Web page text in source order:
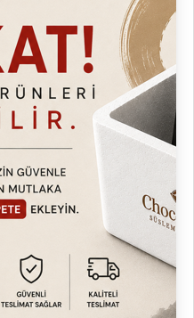
Ceviz Waffle Makinesi